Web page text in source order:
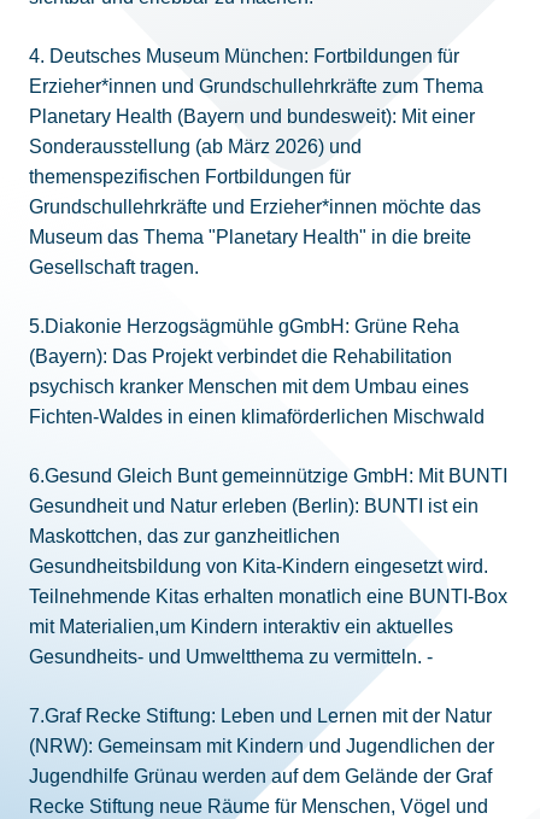
4. Deutsches Museum München: Fortbildungen für
Erzieher*innen und Grundschullehrkräfte zum Thema
Planetary Health (Bayern und bundesweit): Mit einer
Sonderausstellung (ab März 2026) und
themenspezifischen Fortbildungen für
Grundschullehrkräfte und Erzieher*innen möchte das
Museum das Thema "Planetary Health" in die breite
Gesellschaft tragen.
5.Diakonie Herzogsägmühle gGmbH: Grüne Reha
(Bayern): Das Projekt verbindet die Rehabilitation
psychisch kranker Menschen mit dem Umbau eines
Fichten-Waldes in einen klimaförderlichen Mischwald
6.Gesund Gleich Bunt gemeinnützige GmbH: Mit BUNTI
Gesundheit und Natur erleben (Berlin): BUNTI ist ein
Maskottchen, das zur ganzheitlichen
Gesundheitsbildung von Kita-Kindern eingesetzt wird.
Teilnehmende Kitas erhalten monatlich eine BUNTI-Box
mit Materialien,um Kindern interaktiv ein aktuelles
Gesundheits- und Umweltthema zu vermitteln. -
7.Graf Recke Stiftung: Leben und Lernen mit der Natur
(NRW): Gemeinsam mit Kindern und Jugendlichen der
Jugendhilfe Grünau werden auf dem Gelände der Graf
Recke Stiftung neue Räume für Menschen, Vögel und